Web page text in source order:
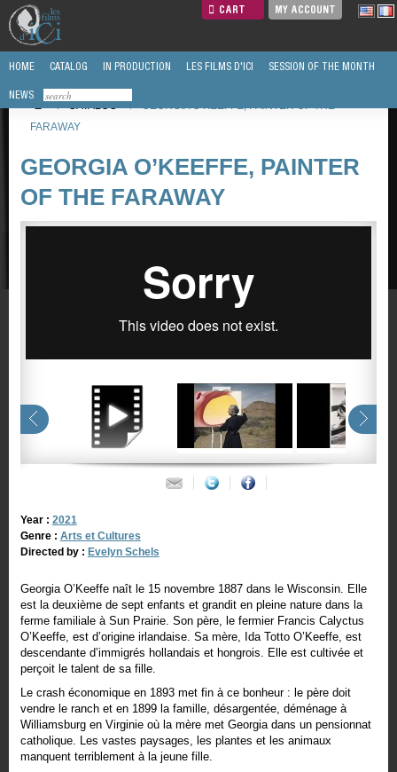
CART MY ACCOUNT
HOME CATALOG IN PRODUCTION LES FILMS D'ICI SESSION OF THE MONTH
NEWS
/
CATALOG /
GEORGIA O’KEEFFE, PAINTER OF THE
FARAWAY
GEORGIA O’KEEFFE, PAINTER
OF THE FARAWAY
Year : 2021
Genre : Arts et Cultures
Directed by : Evelyn Schels
Georgia O’Keeffe naît le 15 novembre 1887 dans le Wisconsin. Elle
est la deuxième de sept enfants et grandit en pleine nature dans la
ferme familiale à Sun Prairie. Son père, le fermier Francis Calyctus
O’Keeffe, est d’origine irlandaise. Sa mère, Ida Totto O’Keeffe, est
descendante d’immigrés hollandais et hongrois. Elle est cultivée et
perçoit le talent de sa fille.
Le crash économique en 1893 met fin à ce bonheur : le père doit
vendre le ranch et en 1899 la famille, désargentée, déménage à
Williamsburg en Virginie où la mère met Georgia dans un pensionnat
catholique. Les vastes paysages, les plantes et les animaux
manquent terriblement à la jeune fille.